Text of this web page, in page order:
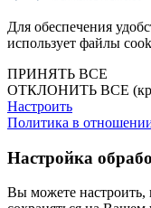
Для обеспечения
использует файлы
ПРИНЯТЬ ВСЕ
ОТКЛОНИТЬ ВСЕ
Настроить
Политика в
Настройка
Вы можете настроить,